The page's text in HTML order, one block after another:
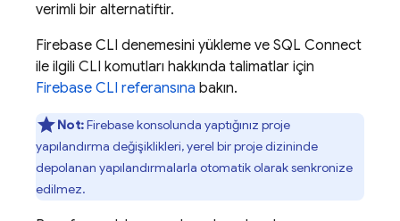
verimli bir alternatiftir.
Firebase CLI denemesini yükleme ve SQL Connect
ile ilgili CLI komutları hakkında talimatlar için
Firebase CLI referansına bakın.
Not:Firebasekonsolunda yaptığınız proje
yapılandırma değişiklikleri, yerel bir proje dizininde
depolanan yapılandırmalarla otomatik olarak senkronize
edilmez.